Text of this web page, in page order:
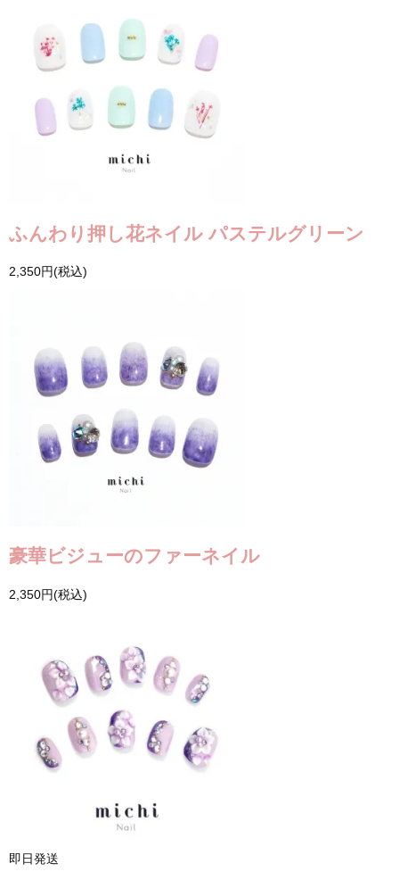
ふんわり押し花ネイル パステルグリーン
2,350円(税込)
豪華ビジューのファーネイル
2,350円(税込)
即日発送